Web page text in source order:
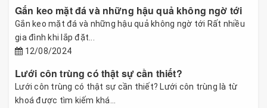
Gắn keo mặt đá và những hậu quả không ngờ tới
Gắn keo mặt đá và những hậu quả không ngờ tới Rất nhiều
gia đình khi lắp đặt...
12/08/2024
Lưới côn trùng có thật sự cần thiết?
Lưới côn trùng có thật sự cần thiết? Lưới côn trùng là từ
khoá được tìm kiếm khá...